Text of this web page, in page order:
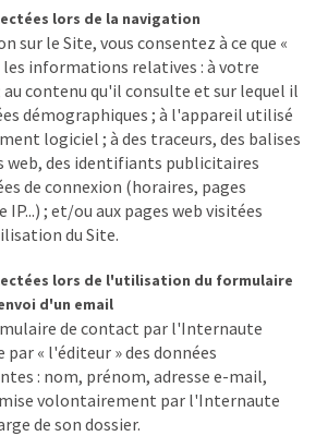
lors de la navigation
sur le Site, vous consentez à ce que «
informations relatives : à votre
contenu qu'il consulte et sur lequel il
démographiques ; à l'appareil utilisé
logiciel ; à des traceurs, des balises
web, des identifiants publicitaires
de connexion (horaires, pages
IP...) ; et/ou aux pages web visitées
du Site.
lors de l'utilisation du formulaire
d'un email
de contact par l'Internaute
« l'éditeur » des données
: nom, prénom, adresse e-mail,
volontairement par l'Internaute
de son dossier.